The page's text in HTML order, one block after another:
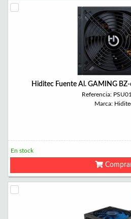
Hiditec Fuente Al. GAMING
Referencia:
Marca:
En stock